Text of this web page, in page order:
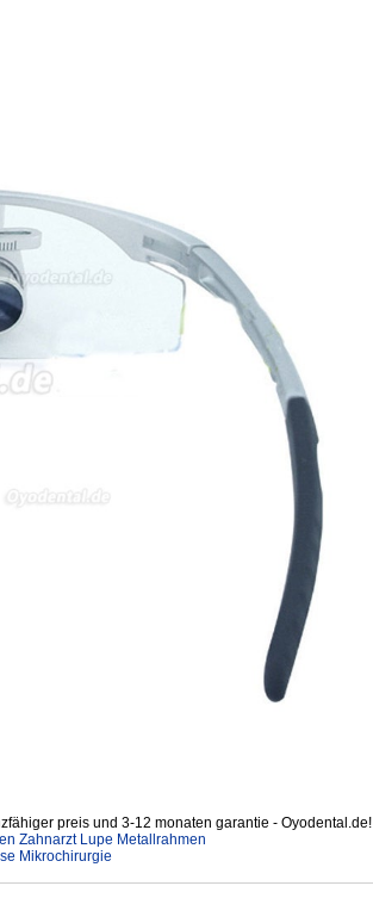
preis und 3-12 monaten garantie - Oyodental.de!
Zahnarzt Lupe Metallrahmen
Mikrochirurgie